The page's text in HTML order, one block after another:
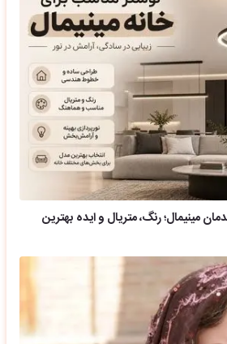
مینیمال؛ رنگ، متریال و ایده بهترین